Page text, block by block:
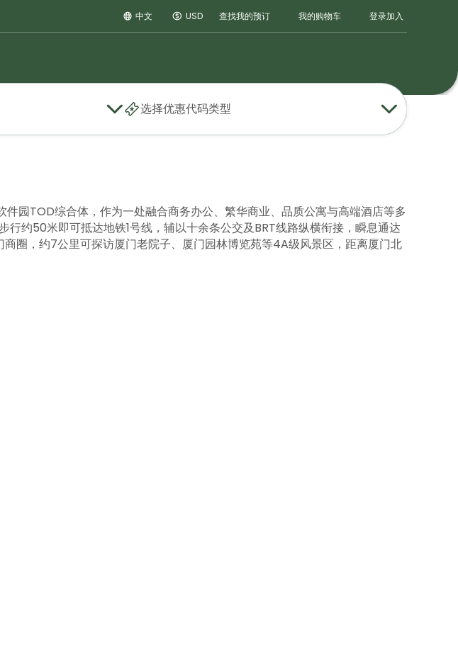
中文 USD 查找我的预订 我的购物车 登录加入
选择优惠代码类型
园TOD综合体，作为一处融合商务办公、繁华商业、品质公寓与高端酒店等多
约50米即可抵达地铁1号线，辅以十余条公交及BRT线路纵横衔接，瞬息通达
圈，约7公里可探访厦门老院子、厦门园林博览苑等4A级风景区，距离厦门北